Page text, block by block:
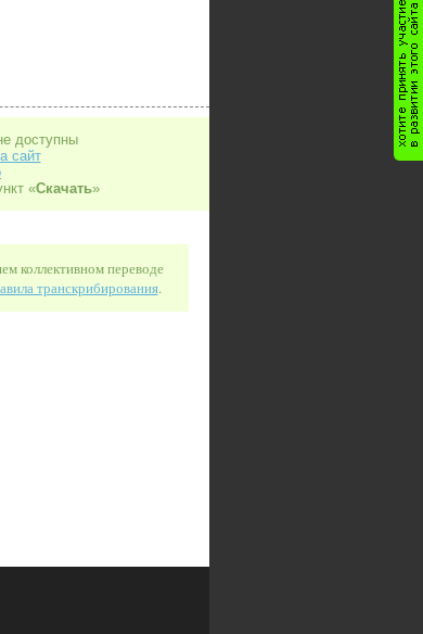
доступны
сайт
«Скачать»
коллективном переводе
транскрибирования.